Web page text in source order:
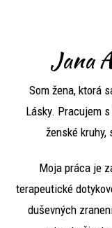
Jana
Som žena, ktorá
Lásky. Pracujem
ženské kruhy,
Moja práca je
terapeutické
duševných